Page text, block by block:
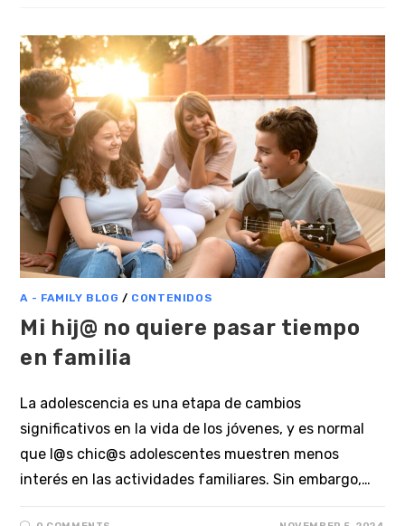
A - FAMILY BLOG / CONTENIDOS
Mi hij@ no quiere pasar tiempo
en familia
La adolescencia es una etapa de cambios
significativos en la vida de los jóvenes, y es normal
que l@s chic@s adolescentes muestren menos
interés en las actividades familiares. Sin embargo,…